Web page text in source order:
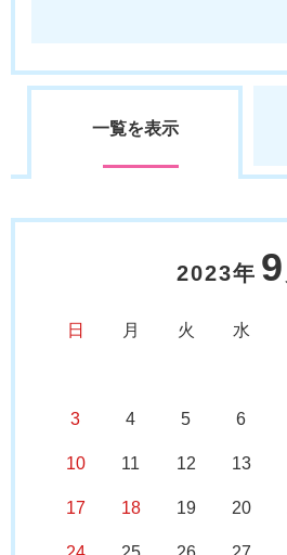
一覧を表示
2023年 9
日 月 火 水
3 4 5 6
10 11 12 13
17 18 19 20